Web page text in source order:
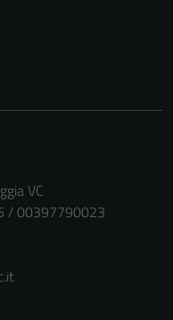
VC
/ 00397790023